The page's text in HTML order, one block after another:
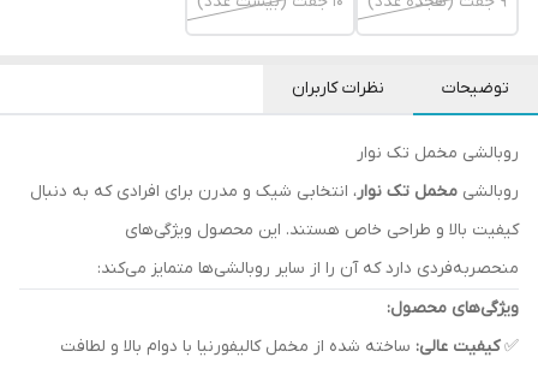
توضیحات نظرات کاربران
روبالشی مخمل تک نوار
روبالشی مخمل تک نوار، انتخابی شیک و مدرن برای افرادی که به دنبال
کیفیت بالا و طراحی خاص هستند. این محصول ویژگی‌های
منحصربه‌فردی دارد که آن را از سایر روبالشی‌ها متمایز می‌کند:
ویژگی‌های محصول:
✅کیفیت عالی: ساخته شده از مخمل کالیفورنیا با دوام بالا و لطافت